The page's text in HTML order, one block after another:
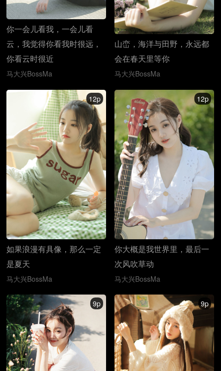
你一会儿看我，一会儿看
云，我觉得你看我时很远，
你看云时很近
马大兴BossMa
山峦，海洋与田野，永远都
会在春天里等你
马大兴BossMa
12p
如果浪漫有具像，那么一定
是夏天
马大兴BossMa
12p
你大概是我世界里，最后一
次风吹草动
马大兴BossMa
9p 9p